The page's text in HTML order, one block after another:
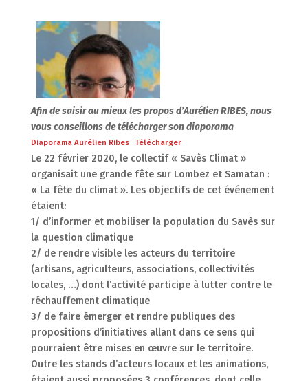
Afin de saisir au mieux les propos d’Aurélien RIBES, nous
vous conseillons de télécharger son diaporama
Diaporama Aurélien Ribes Télécharger
Le 22 février 2020, le collectif « Savès Climat »
organisait une grande fête sur Lombez et Samatan :
« La fête du climat ». Les objectifs de cet événement
étaient:
1/ d’informer et mobiliser la population du Savès sur
la question climatique
2/ de rendre visible les acteurs du territoire
(artisans, agriculteurs, associations, collectivités
locales, …) dont l’activité participe à lutter contre le
réchauffement climatique
3/ de faire émerger et rendre publiques des
propositions d’initiatives allant dans ce sens qui
pourraient être mises en œuvre sur le territoire.
Outre les stands d’acteurs locaux et les animations,